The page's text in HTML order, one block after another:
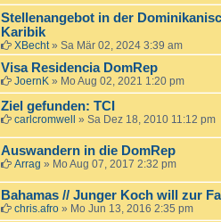
Stellenangebot in der
Karibik
XBecht» Sa Mär 02, 2024 3:39 am
Visa Residencia DomRep
JoernK » Mo Aug 02, 2021 1:20 pm
Ziel gefunden: TCI
carlcromwell » Sa Dez 18, 2010 11:12 pm
Auswandern in die DomRep
Arrag » Mo Aug 07, 2017 2:32 pm
Bahamas // Junger Koch will zur
chris.afro » Mo Jun 13, 2016 2:35 pm